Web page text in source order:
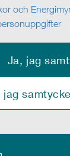
och
Ja, jag
jag